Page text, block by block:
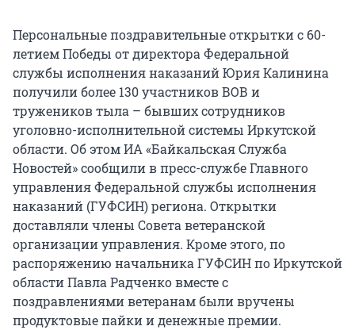
Персональные поздравительные открытки с 60-
летием Победы от директора Федеральной
службы исполнения наказаний Юрия Калинина
получили более 130 участников ВОВ и
тружеников тыла – бывших сотрудников
уголовно-исполнительной системы Иркутской
области. Об этом ИА «Байкальская Служба
Новостей» сообщили в пресс-службе Главного
управления Федеральной службы исполнения
наказаний (ГУФСИН) региона. Открытки
доставляли члены Совета ветеранской
организации управления. Кроме этого, по
распоряжению начальника ГУФСИН по Иркутской
области Павла Радченко вместе с
поздравлениями ветеранам были вручены
продуктовые пайки и денежные премии.